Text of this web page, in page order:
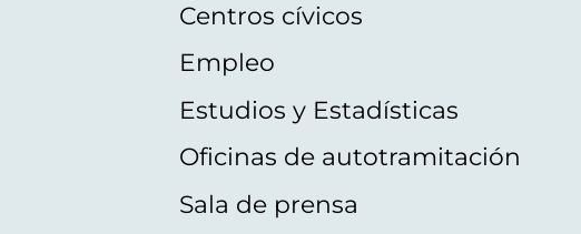
Centros cívicos
Empleo
Estudios y Estadísticas
Oficinas de autotramitación
Sala de prensa